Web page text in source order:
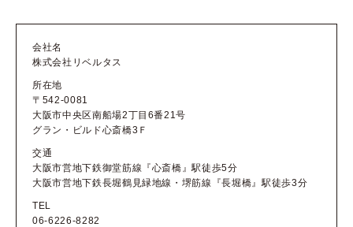
会社名
株式会社リベルタス
所在地
〒542-0081
大阪市中央区南船場2丁目6番21号
グラン・ビルド心斎橋3Ｆ
交通
大阪市営地下鉄御堂筋線『心斎橋』駅徒歩5分
大阪市営地下鉄長堀鶴見緑地線・堺筋線『長堀橋』駅徒歩3分
TEL
06-6226-8282